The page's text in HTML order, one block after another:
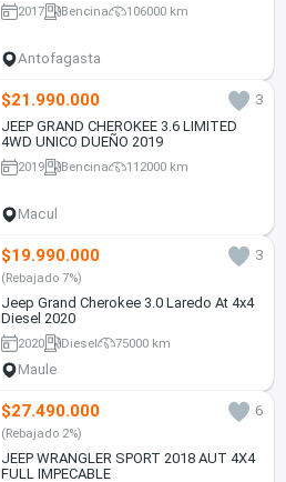
2017 Bencina 106000 km
Antofagasta
$21.990.000
3
JEEP GRAND CHEROKEE 3.6 LIMITED
4WD UNICO DUEÑO 2019
2019 Bencina 112000 km
Macul
$19.990.000 3
(Rebajado 7%)
Jeep Grand Cherokee 3.0 Laredo At 4x4
Diesel 2020
2020 Diesel 75000 km
Maule
$27.490.000 6
(Rebajado 2%)
JEEP WRANGLER SPORT 2018 AUT 4X4
FULL IMPECABLE